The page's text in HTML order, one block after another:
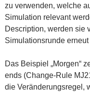
zu verwenden, welche
Simulation relevant
Description, werden sie
Simulationsrunde
Das Beispiel „Morgen“
ends (Change-Rule
die Veränderungsregel,